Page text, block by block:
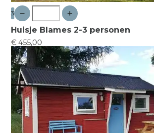
3
Huisje Blames 2-3 personen
€ 455,00